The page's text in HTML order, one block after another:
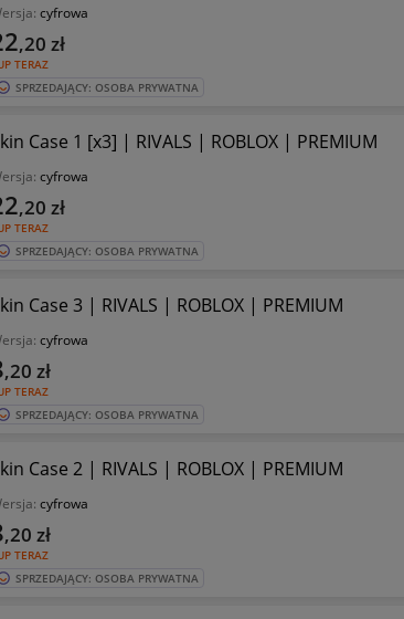
cyfrowa
TERAZ
,20 zł
SPRZEDAJĄCY: OSOBA PRYWATNA
Case 1 [x3] | RIVALS | ROBLOX | PREMIUM
cyfrowa
TERAZ
,20 zł
SPRZEDAJĄCY: OSOBA PRYWATNA
Case 3 | RIVALS | ROBLOX | PREMIUM
cyfrowa
TERAZ
,20 zł
SPRZEDAJĄCY: OSOBA PRYWATNA
Case 2 | RIVALS | ROBLOX | PREMIUM
cyfrowa
TERAZ
,20 zł
SPRZEDAJĄCY: OSOBA PRYWATNA